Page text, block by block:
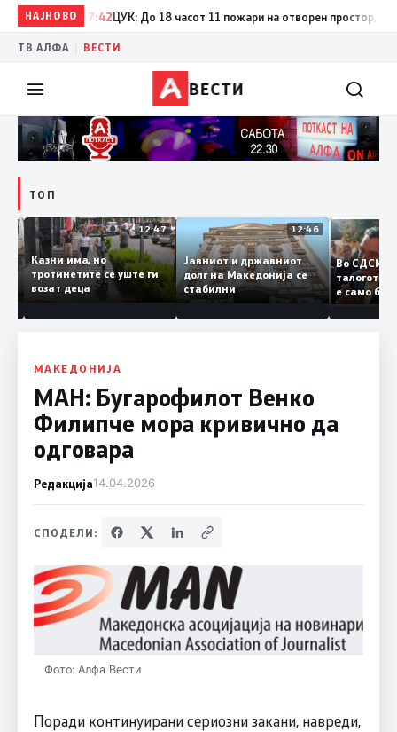
НАЈНОВО
17:42 ЦУК: До 18 часот 11 пожари на отворен простор, од кои
ТВ АЛФА ВЕСТИ
ВЕСТИ
ТОП
12:50
и
12:47
Казни има, но
тротинетите се уште ги
возат деца
12:46
Јавниот и државниот
долг на Македонија се
стабилни
Во
е само
копија
Заев
МАКЕДОНИЈА
МАН: Бугарофилот Венко
Филипче мора кривично да
одговара
Редакција14.04.2026
СПОДЕЛИ:
Фото: Алфа Вести
Поради континуирани сериозни закани, навреди,